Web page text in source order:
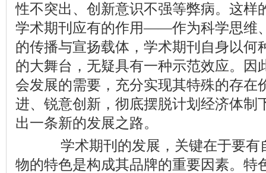
性不突出、创新意识不强等弊病。这样
学术期刊应有的作用——作为科学思维
的传播与宣扬载体，学术期刊自身以何
的大舞台，无疑具有一种示范效应。因
会发展的需要，充分实现其特殊的存在
进、锐意创新，彻底摆脱计划经济体制
出一条新的发展之路。
学术期刊的发展，关键在于要有
物的特色是构成其品牌的重要因素。特